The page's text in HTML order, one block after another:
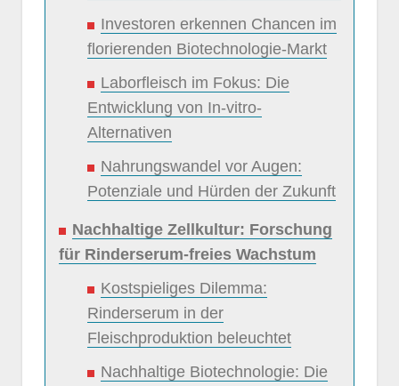
Investoren erkennen Chancen im
florierenden Biotechnologie-Markt
Laborfleisch im Fokus: Die
Entwicklung von In-vitro-
Alternativen
Nahrungswandel vor Augen:
Potenziale und Hürden der Zukunft
Nachhaltige Zellkultur: Forschung
für Rinderserum-freies Wachstum
Kostspieliges Dilemma:
Rinderserum in der
Fleischproduktion beleuchtet
Nachhaltige Biotechnologie: Die